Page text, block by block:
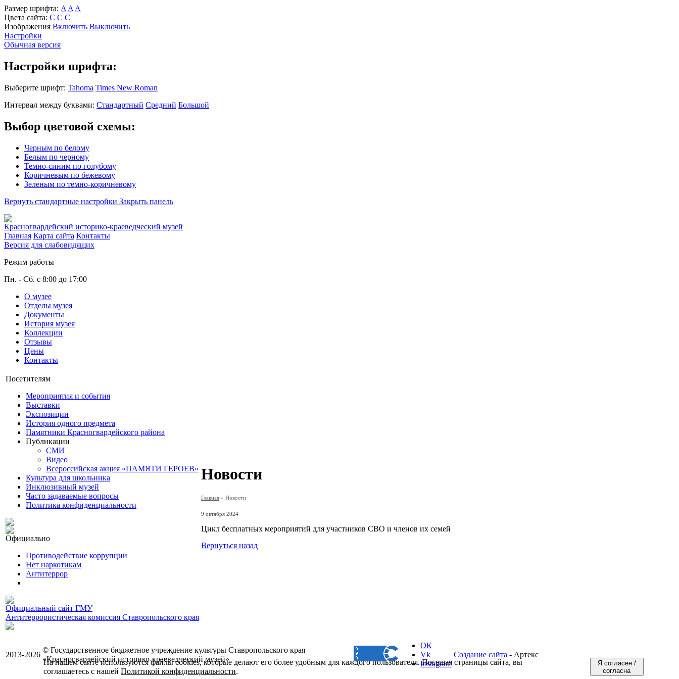
Размер шрифта: A A A
Цвета сайта: С С С
Изображения Включить Выключить
Настройки
Обычная версия
Настройки шрифта:
Выберите шрифт: Tahoma Times New Roman
Интервал между буквами: Стандартный Средний Большой
Выбор цветовой схемы:
Черным по белому
Белым по черному
Темно-синим по голубому
Коричневым по бежевому
Зеленым по темно-коричневому
Вернуть стандартные настройки Закрыть панель
Красногвардейский историко-краеведческий музей
Главная Карта сайта Контакты
Версия для слабовидящих
Режим работы
Пн. - Сб. с 8:00 до 17:00
О музее
Отделы музея
Документы
История музея
Коллекции
Отзывы
Цены
Контакты
Посетителям
Мероприятия и события
Выставки
Экспозиции
История одного предмета
Памятники Красногвардейского района
Публикации
СМИ
Видео
Всероссийская акция «ПАМЯТИ ГЕРОЕВ»
Культура для школьника
Инклюзивный музей
Часто задаваемые вопросы
Политика конфиденциальности
Официально
Противодействие коррупции
Нет наркотикам
Антитеррор
Официальный сайт ГМУ
Антитеррористическая комиссия Ставропольского края
Новости
Главная » Новости
9 октября 2024
Цикл бесплатных мероприятий для участников СВО и членов их семей
Вернуться назад
2013-2026
© Государственное бюджетное учреждение культуры Ставропольского края
«Красногвардейский историко-краеведческий музей»
ОК
Vk
Instagram
Создание сайта - Артекс
На нашем сайте используются файлы cookies, которые делают его более удобным для каждого пользователя. Посещая страницы сайта, вы
соглашаетесь с нашей Политикой конфиденциальности.
Я согласен /
согласна